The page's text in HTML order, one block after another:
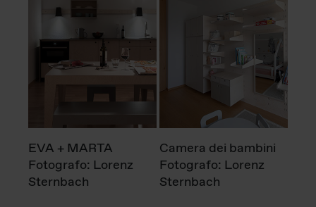
EVA + MARTA
Fotografo: Lorenz
Sternbach
Camera dei bambini
Fotografo: Lorenz
Sternbach